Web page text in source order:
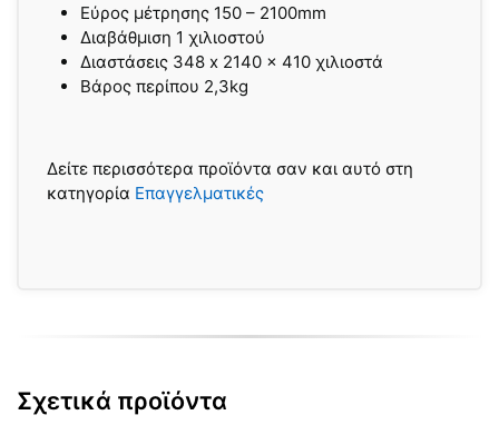
Εύρος μέτρησης 150 – 2100mm
Διαβάθμιση 1 χιλιοστού
Διαστάσεις 348 x 2140 x 410 χιλιοστά
Βάρος περίπου 2,3kg
Δείτε περισσότερα προϊόντα σαν και αυτό στη
κατηγορία Επαγγελματικές
Σχετικά προϊόντα